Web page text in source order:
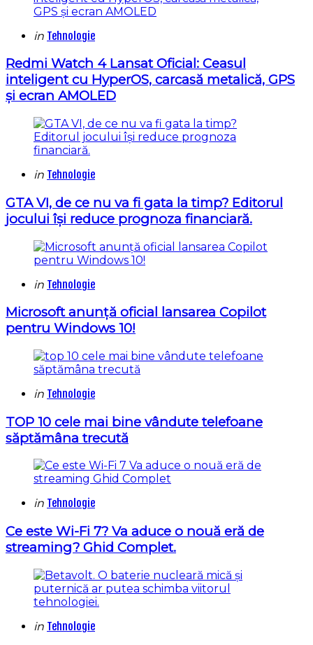
Categories
Posted
in Tehnologie
Redmi Watch 4 Lansat Oficial: Ceasul
inteligent cu HyperOS, carcasă metalică, GPS
și ecran AMOLED
Categories
Posted
in Tehnologie
GTA VI, de ce nu va fi gata la timp? Editorul
jocului își reduce prognoza financiară.
Categories
Posted
in Tehnologie
Microsoft anunță oficial lansarea Copilot
pentru Windows 10!
Categories
Posted
in Tehnologie
TOP 10 cele mai bine vândute telefoane
săptămâna trecută
Categories
Posted
in Tehnologie
Ce este Wi-Fi 7? Va aduce o nouă eră de
streaming? Ghid Complet.
Categories
Posted
in Tehnologie